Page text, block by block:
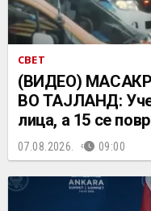
СВЕТ
(ВИДЕО)
ВО ТАЈЛАНД:
лица, а 15 се
07.08.2026. 09:00